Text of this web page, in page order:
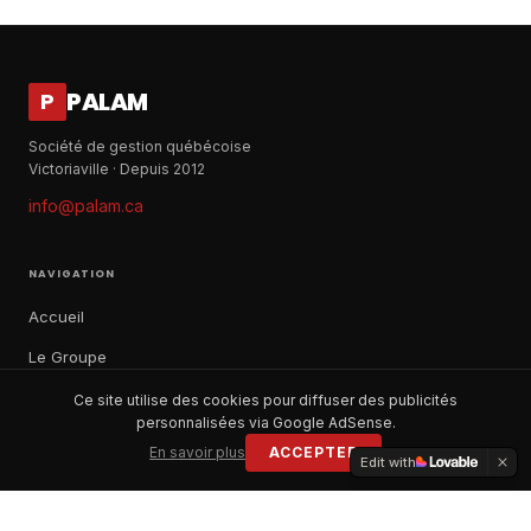
P PALAM
Société de gestion québécoise
Victoriaville · Depuis 2012
info@palam.ca
NAVIGATION
Accueil
Le Groupe
Notre histoire
Ce site utilise des cookies pour diffuser des publicités
personnalisées via Google AdSense.
En savoir plus
ACCEPTER
Edit with